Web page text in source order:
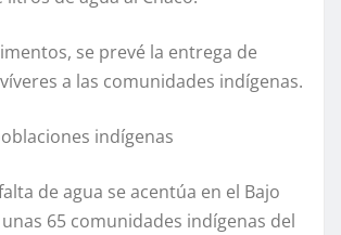
se prevé la entrega de
a las comunidades indígenas.
indígenas
de agua se acentúa en el Bajo
65 comunidades indígenas del